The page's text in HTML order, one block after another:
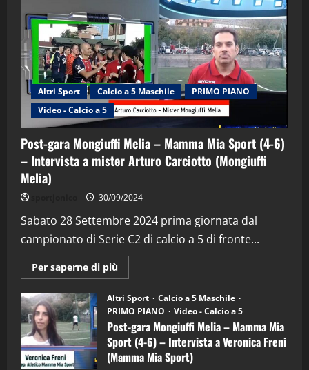
Altri Sport Calcio a 5 Maschile
PRIMO PIANO
Video - Calcio a 5
Post-gara Mongiuffi Melia – Mamma Mia Sport (4-6)
– Intervista a mister Arturo Carciotto (Mongiuffi
Melia)
30/09/2024
Sabato 28 Settembre 2024 prima giornata dal
campionato di Serie C2 di calcio a 5 di fronte...
Per saperne di più
informazioni
Post-
gara
Mongiuffi
Melia
–
Mamma
Mia
Sport
Altri Sport
Calcio a 5 Maschile
PRIMO PIANO
Video - Calcio a 5
Post-gara Mongiuffi Melia – Mamma Mia
Sport (4-6) – Intervista a Veronica Freni
(Mamma Mia Sport)
2
“SportEmpire” in Podcast: 29^ Puntata
(Martedi 28 Aprile 2026)
28/04/2026
3
"SportEmpire" in Podcast
“SportEmpire” in Podcast: 28^ Puntata
(Martedi 21 Aprile 2026)
21/04/2026